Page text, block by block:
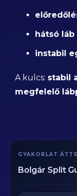
hátsó
instabil
A kulcs: stabil
megfelelő
GYAKORLAT
Bolgár Split